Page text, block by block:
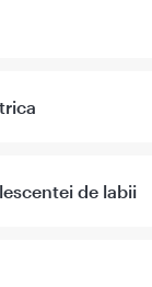
de labii